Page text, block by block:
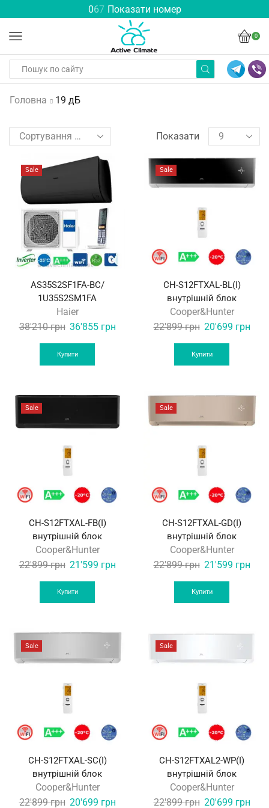
067 Показати номер
0
Головна 19 дБ
Показати
Sale
AS35S2SF1FA-BC/
1U35S2SM1FA
Haier
38'210грн Original
price
was:
38'210 грн.
36'855 грнCurrent
Купити
Sale
CH-S12FTXAL-BL(I)
внутрішній блок
Cooper&Hunter
22'899грн Original
price
was:
22'899 грн.
20'699 грн
Купити
Sale
CH-S12FTXAL-FB(I)
внутрішній блок
Cooper&Hunter
22'899грн Original
was:
21'599 грнCurrent
Купити
Sale
CH-S12FTXAL-GD(I)
внутрішній блок
Cooper&Hunter
22'899грн Original
was:
21'599 грн
Купити
Sale
CH-S12FTXAL-SC(I)
внутрішній блок
Cooper&Hunter
22'899грн Original
20'699 грнCurrent
Sale
CH-S12FTXAL2-WP(I)
внутрішній блок
Cooper&Hunter
22'899грн Original
20'699 грн